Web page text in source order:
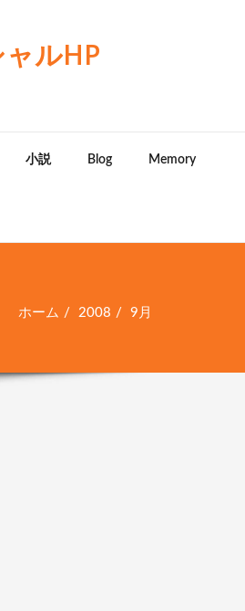
ルHP
小説 Blog Memory
ホーム 2008 9月